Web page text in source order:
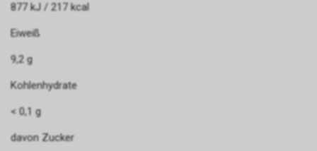
877 kJ / 217 kcal
Eiweiß
9,2 g
Kohlenhydrate
< 0,1 g
davon Zucker